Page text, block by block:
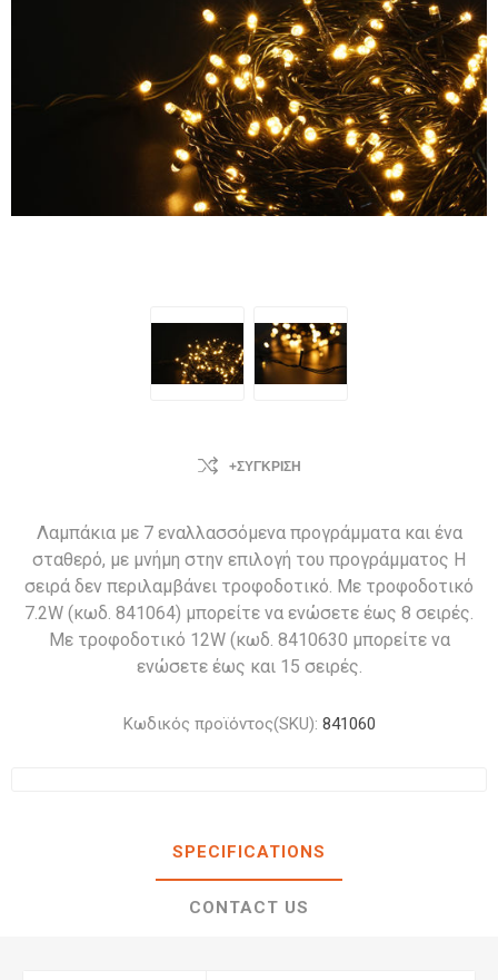
+ΣΎΓΚΡΙΣΗ
Λαμπάκια με 7 εναλλασσόμενα προγράμματα και ένα
σταθερό, με μνήμη στην επιλογή του προγράμματος Η
σειρά δεν περιλαμβάνει τροφοδοτικό. Με τροφοδοτικό
7.2W (κωδ. 841064) μπορείτε να ενώσετε έως 8 σειρές.
Με τροφοδοτικό 12W (κωδ. 8410630 μπορείτε να
ενώσετε έως και 15 σειρές.
Κωδικός προϊόντος(SKU): 841060
SPECIFICATIONS
CONTACT US